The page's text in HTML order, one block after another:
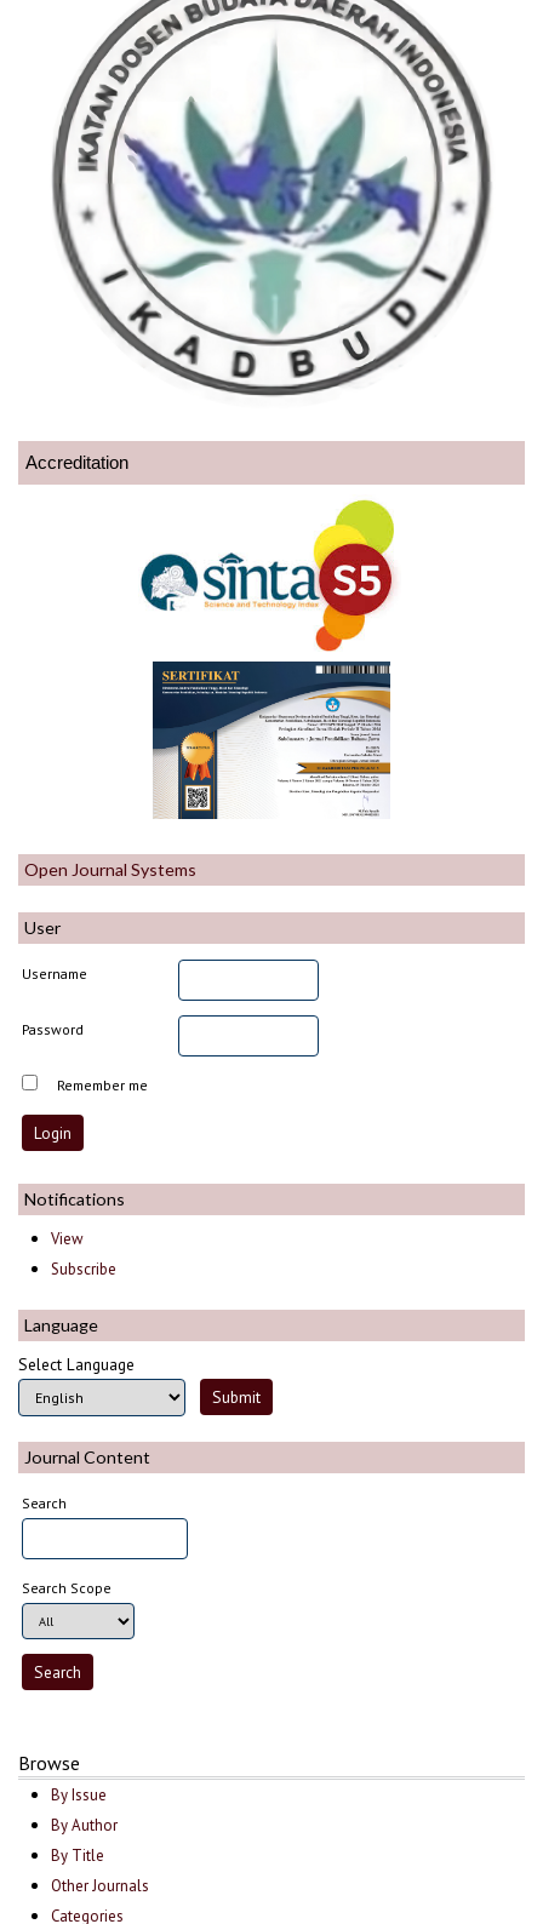
Accreditation
Open Journal Systems
User
Username
Password
Remember me
Notifications
View
Subscribe
Language
Select Language
Journal Content
Search
Search Scope
Browse
By Issue
By Author
By Title
Other Journals
Categories